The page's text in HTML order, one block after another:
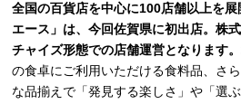
全国の百貨店を中心に100店舗以上を
エース」は、今回佐賀県に初出店。株
チャイズ形態での店舗運営となります。
の食卓にご利用いただける食料品、さ
な品揃えで「発見する楽しさ」や「選